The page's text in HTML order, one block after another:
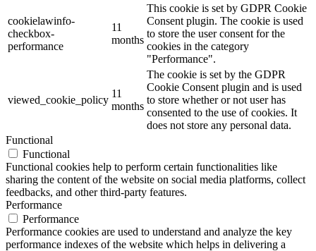
cookielawinfo-
checkbox-
performance
11
months
This cookie is set by GDPR Cookie
Consent plugin. The cookie is used
to store the user consent for the
cookies in the category
"Performance".
viewed_cookie_policy
11
months
The cookie is set by the GDPR
Cookie Consent plugin and is used
to store whether or not user has
consented to the use of cookies. It
does not store any personal data.
Functional
Functional
Functional cookies help to perform certain functionalities like
sharing the content of the website on social media platforms, collect
feedbacks, and other third-party features.
Performance
Performance
Performance cookies are used to understand and analyze the key
performance indexes of the website which helps in delivering a